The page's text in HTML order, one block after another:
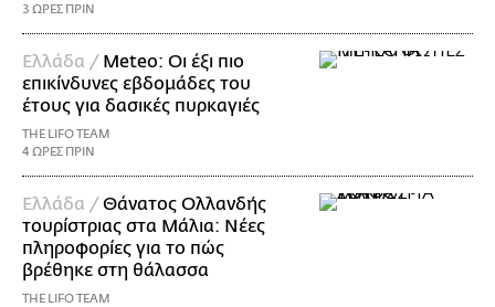
3 ΩΡΕΣ ΠΡΙΝ
Ελλάδα / Meteo: Οι έξι πιο
επικίνδυνες εβδομάδες του
έτους για δασικές πυρκαγιές
THE LIFO TEAM
4 ΩΡΕΣ ΠΡΙΝ
Ελλάδα /Θάνατος Ολλανδής
τουρίστριας στα Μάλια: Νέες
πληροφορίες για το πώς
βρέθηκε στη θάλασσα
THE LIFO TEAM